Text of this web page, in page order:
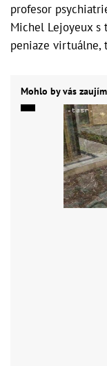
profesor
Michel Lejoyeux
peniaze virtuálne,
Mohlo by vás